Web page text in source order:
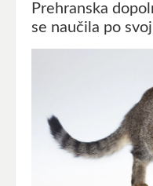
Prehranska
se naučila po